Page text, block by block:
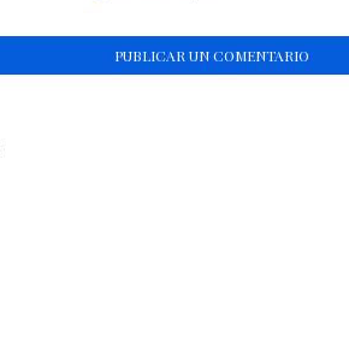
PUBLICAR UN COMENTARIO